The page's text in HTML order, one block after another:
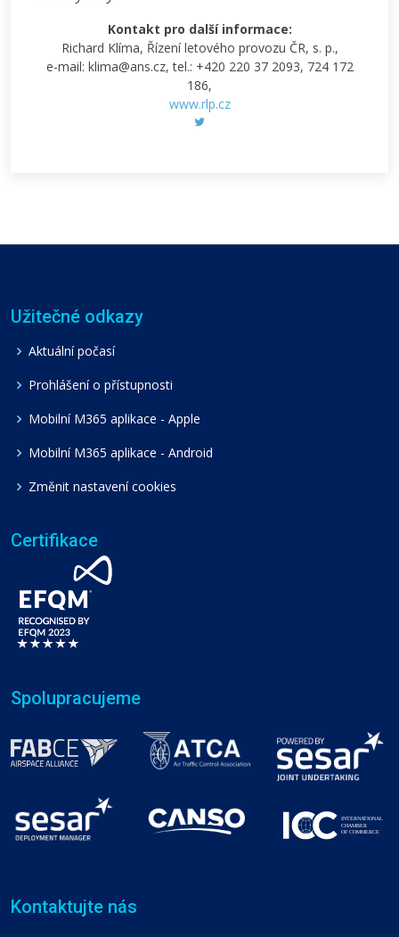
Kontakt pro další informace:
Richard Klíma, Řízení letového provozu ČR, s. p.,
e-mail: klima@ans.cz, tel.: +420 220 37 2093, 724 172
186,
www.rlp.cz
Užitečné odkazy
Aktuální počasí
Prohlášení o přístupnosti
Mobilní M365 aplikace - Apple
Mobilní M365 aplikace - Android
Změnit nastavení cookies
Certifikace
Spolupracujeme
Kontaktujte nás